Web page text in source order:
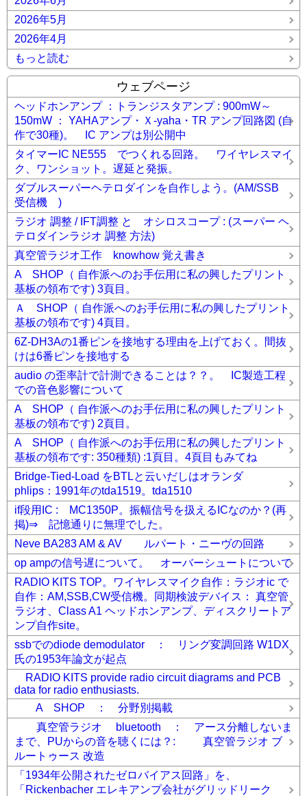
2026年5月
2026年4月
もっと読む
ウェブページ
ヘッドホンアンプ ：トランジスタアンプ : 900mW～
150mW ： YAHAアンプ・Ｘ-yaha・TR アンプ回路図 (自
作で30種)。 IC アンプは別公開中
タイマーIC NE555 でつくれる回路。 ワイヤレスマイ
ク、ワンショット。遅延と発振。
ダブルスーパーヘテロダインを自作しよう。(AM/SSB
受信機 )
ラジオ 調整 / IFT調整 と オシロスコープ : (スーパー ヘ
テロダインラジオ 調整 方法)
真空管ラジオ工作 knowhow 覚え書き
A SHOP（ 自作派へのお手伝用に私の興したプリント
基板の領布です) 3頁目。
Ａ SHOP（ 自作派へのお手伝用に私の興したプリント
基板の領布です) 4頁目。
6Z-DH3Aの1番ピンを接地する理由を上げておく。間抜
けは6番ピンを接地する
audio の歪率計で計測できることは？？。 IC製造工程
での音色影響について
A SHOP（ 自作派へのお手伝用に私の興したプリント
基板の領布です) 2頁目。
A SHOP（ 自作派へのお手伝用に私の興したプリント
基板の領布です: 350種類) :1頁目。4頁目もみてね
Bridge-Tied-Load をBTLと云いだしはオランダ
phlips：1991年のtda1519。tda1510
if段用IC : MC1350P。振幅信号を扱えるICなのか？(再
掲)⇒ 記憶通りに無理でした。
Neve BA283 AM & AV ルパート・ニーヴの回路
op ampの信号遅について。 オーバーシュートについて
RADIO KITS TOP。ワイヤレスマイク自作：ラジオic で
自作：AM,SSB,CW受信機。同期検波デバイス： 真空管
ラジオ、Class A1 ヘッドホンアンプ、ディスクリートア
ンプ自作site。
ssbでのdiode demodulator ： リング変調回路 W1DX
氏の1953年論文が起点
RADIO KITS provide radio circuit diagrams and PCB
data for radio enthusiasts.
A SHOP ： 分野別掲載
真空管ラジオ bluetooth ： アース分離しないま
まで、PUからの音を聴くには？: 真空管ラジオ ブ
ルートゥース 改造
「1934年公開されたゼロバイアス回路」を、
「Rickenbacher エレキアンプ会社がグリッドリーク